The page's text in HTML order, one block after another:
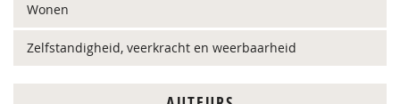
Wonen
Zelfstandigheid, veerkracht en weerbaarheid